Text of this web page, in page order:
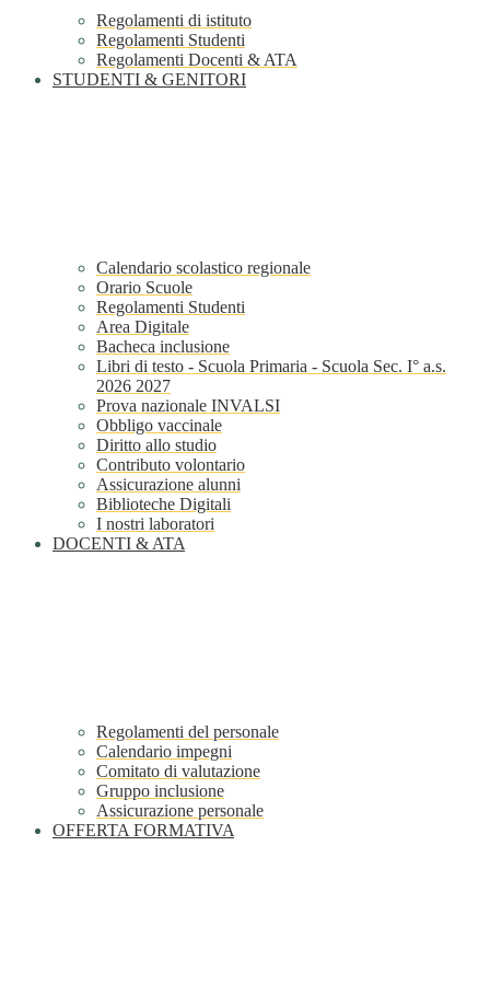
Regolamenti di istituto
Regolamenti Studenti
Regolamenti Docenti & ATA
STUDENTI & GENITORI
Calendario scolastico regionale
Orario Scuole
Regolamenti Studenti
Area Digitale
Bacheca inclusione
Libri di testo - Scuola Primaria - Scuola Sec. I° a.s.
2026 2027
Prova nazionale INVALSI
Obbligo vaccinale
Diritto allo studio
Contributo volontario
Assicurazione alunni
Biblioteche Digitali
I nostri laboratori
DOCENTI & ATA
Regolamenti del personale
Calendario impegni
Comitato di valutazione
Gruppo inclusione
Assicurazione personale
OFFERTA FORMATIVA